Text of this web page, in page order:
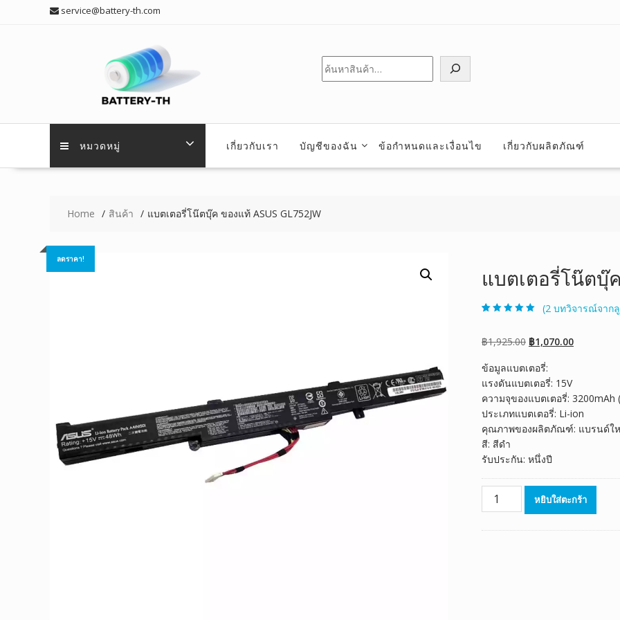
service@battery-th.com
ค้นหา
หมวดหมู่ เกี่ยวกับเรา บัญชีของฉัน ข้อกำหนดและเงื่อนไข เกี่ยวกับผลิตภัณฑ์
Home สินค้า แบตเตอรี่โน๊ตบุ๊ค ของแท้ ASUS GL752JW
ลดราคา!
แบตเตอรี่โน๊ตบุ๊ค
เต็มบน
การให้
คะแนนของ
(2 บทวิจารณ์จาก
฿1,925.00 Original
was:
฿1,925.00.
฿1,070.00Current
ข้อมูลแบตเตอรี่:
แรงดันแบตเตอรี่: 15V
ความจุของแบตเตอรี่: 3200mAh
ประเภทแบตเตอรี่: Li-ion
คุณภาพของผลิตภัณฑ์: แบรนด์ใ
สี: สีดำ
รับประกัน: หนึ่งปี
จำนวน
แบตเตอรี่
หยิบใส่ตะกร้า